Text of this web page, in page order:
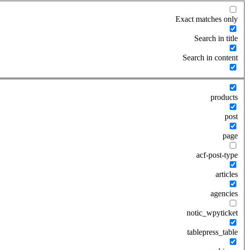
Exact matches only
Search in title
Search in content
products
post
page
acf-post-type
articles
agencies
notic_wpyticket
tablepress_table